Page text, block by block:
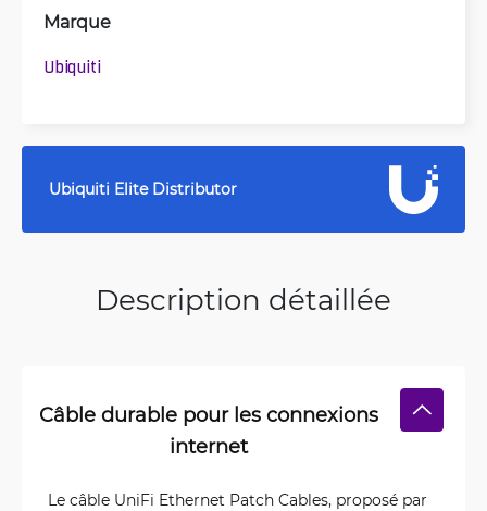
Marque
Ubiquiti
Ubiquiti Elite Distributor
Description détaillée
Câble durable pour les connexions
internet
Le câble UniFi Ethernet Patch Cables, proposé par